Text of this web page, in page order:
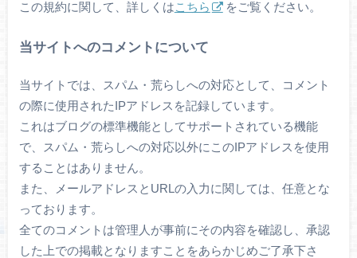
この規約に関して、詳しくはこちら をご覧ください。
当サイトへのコメントについて
当サイトでは、スパム・荒らしへの対応として、コメント
の際に使用されたIPアドレスを記録しています。
これはブログの標準機能としてサポートされている機能
で、スパム・荒らしへの対応以外にこのIPアドレスを使用
することはありません。
また、メールアドレスとURLの入力に関しては、任意とな
っております。
全てのコメントは管理人が事前にその内容を確認し、承認
した上での掲載となりますことをあらかじめご了承下さ